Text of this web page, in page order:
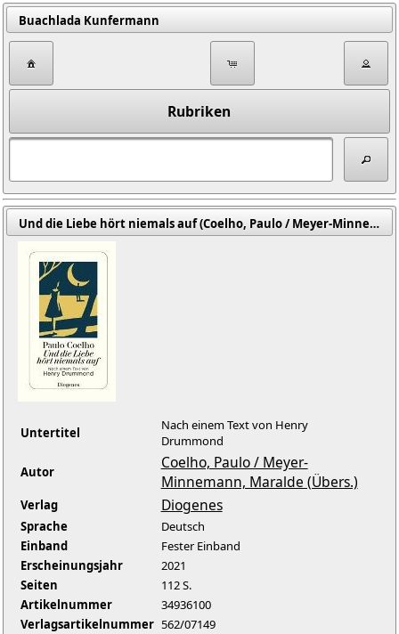
Buachlada Kunfermann
Rubriken
Und die Liebe hört niemals auf (Coelho, Paulo / Meyer-Minnemann, Maralde (Übers.))
Untertitel
Nach einem Text von Henry
Drummond
Autor
Coelho, Paulo / Meyer-
Minnemann, Maralde (Übers.)
Verlag Diogenes
Sprache
Deutsch
Einband
Fester Einband
Erscheinungsjahr
2021
Seiten
112 S.
Artikelnummer
34936100
Verlagsartikelnummer 562/07149